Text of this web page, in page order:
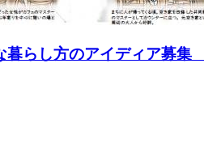
暮らし方のアイディア募